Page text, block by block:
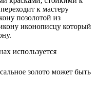
к мастеру
позолотой из
иконописцу который
используется
золото может быть